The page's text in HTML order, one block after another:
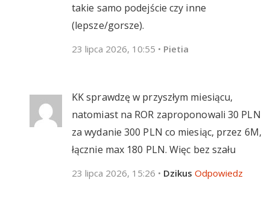
takie samo podejście czy inne
(lepsze/gorsze).
23 lipca 2026, 10:55 • Pietia
KK sprawdzę w przyszłym miesiącu,
natomiast na ROR zaproponowali 30 PLN
za wydanie 300 PLN co miesiąc, przez 6M,
łącznie max 180 PLN. Więc bez szału
23 lipca 2026, 15:26 • Dzikus Odpowiedz